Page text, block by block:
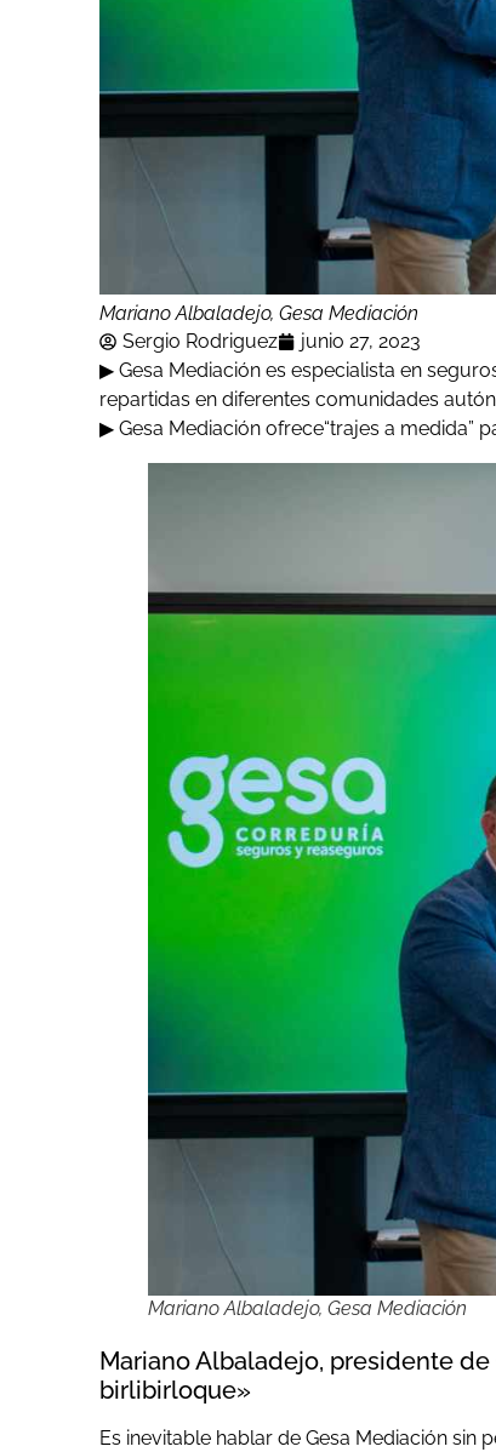
Mariano Albaladejo, Gesa Mediación
Sergio Rodriguez
junio 27, 2023
▶ Gesa Mediación es especialista en
repartidas en diferentes comunidades
▶ Gesa Mediación ofrece“trajes a medida”
Mariano Albaladejo, Gesa Mediación
Mariano Albaladejo, presidente de
birlibirloque»
Es inevitable hablar de Gesa Mediación sin